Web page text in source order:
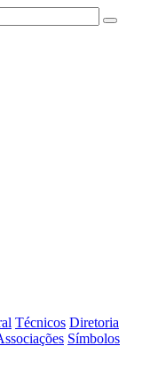
Técnicos Diretoria
Símbolos